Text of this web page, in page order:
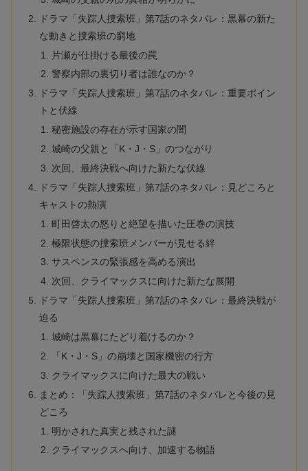
ドラマ「失踪人捜索班」第7話のネタバレ：黒幕の新た
な動きと捜索班の窮地
片瀬が仕掛ける最後の罠
警察内部の裏切り者は誰なのか？
ドラマ「失踪人捜索班」第7話のネタバレ：重要ポイン
トと伏線
秘密施設の存在が示す国家の闇
城崎の父親と「K・J・S」のつながり
次回、最終決戦へ向けた新たな伏線
ドラマ「失踪人捜索班」第7話のネタバレ：見どころと
キャストの熱演
町田啓太の怒りと絶望を描いた圧巻の演技
極限状態の捜索班メンバーが見せる絆
サスペンスの緊張感を高める演出
次回、クライマックスに向けた新たな展開
ドラマ「失踪人捜索班」第7話のネタバレ：最終決戦が
迫る
城崎は黒幕にたどり着けるのか？
「K・J・S」の崩壊と国家機密の行方
クライマックスに向けた最大の戦い
まとめ：「失踪人捜索班」第7話のネタバレと今後の見
どころ
明かされた真実と残された謎
クライマックスへ向け、加速する物語